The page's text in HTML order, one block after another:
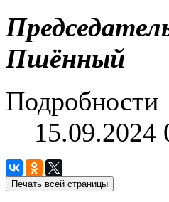
Пшённый
Подробности
15.09.2024